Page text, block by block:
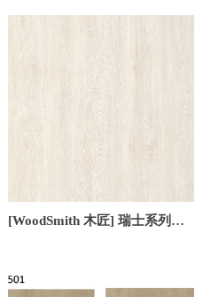
[WoodSmith 木匠] 瑞士系列